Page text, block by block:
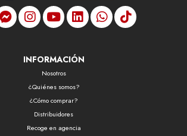
INFORMACIÓN
Nosotros
¿Quiénes somos?
¿Cómo comprar?
Distribuidores
Recoge en agencia